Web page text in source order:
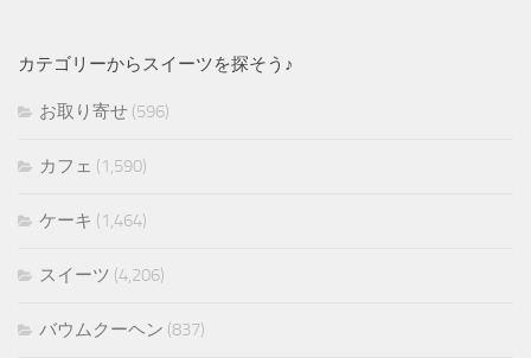
カテゴリーからスイーツを探そう♪
お取り寄せ (596)
カフェ (1,590)
ケーキ (1,464)
スイーツ (4,206)
バウムクーヘン (837)